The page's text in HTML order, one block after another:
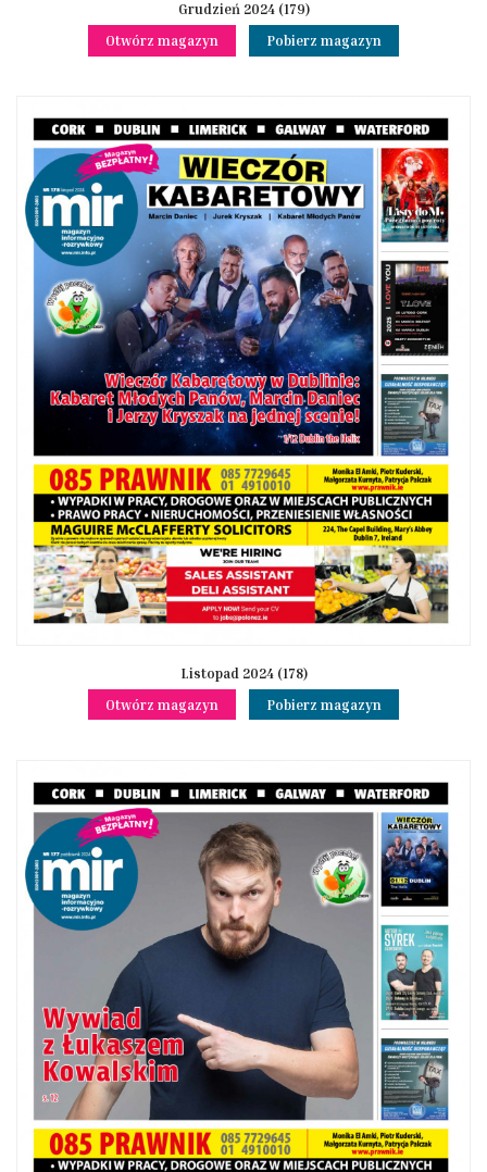
Grudzień 2024 (179)
Otwórz magazyn
Pobierz magazyn
Listopad 2024 (178)
Otwórz magazyn
Pobierz magazyn